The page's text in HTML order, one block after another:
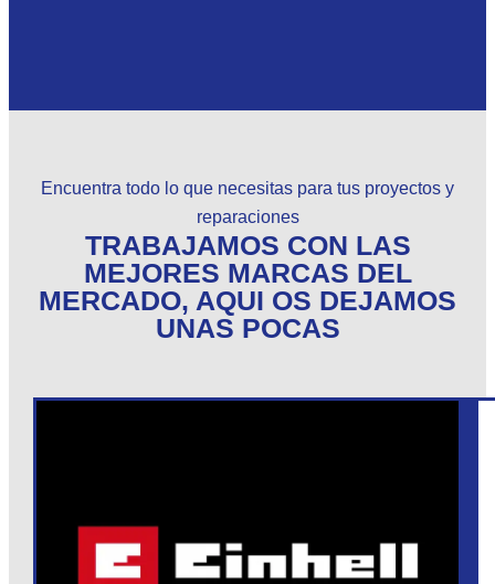
Encuentra todo lo que necesitas para tus proyectos y
reparaciones
TRABAJAMOS CON LAS
MEJORES MARCAS DEL
MERCADO, AQUI OS DEJAMOS
UNAS POCAS